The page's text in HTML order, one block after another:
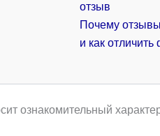
отзыв
Почему
и как
ознакомительный